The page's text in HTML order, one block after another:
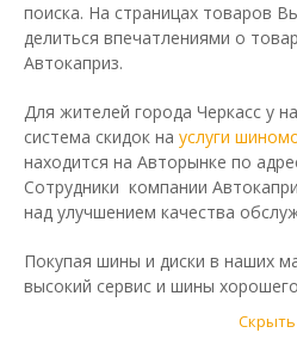
поиска. На страницах товаров
делиться впечатлениями о
Автокаприз.
Для жителей города Черкасс у
система скидок на услуги
находится на Авторынке по
Сотрудники компании
над улучшением качества
Покупая шины и диски в наших
высокий сервис и шины
Скрыть